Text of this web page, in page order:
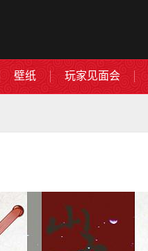
壁纸 玩家见面会